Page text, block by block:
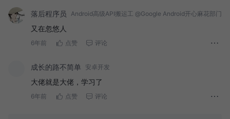
落后程序员 Android高级API搬运工 @Google Android开心麻花部门
又在忽悠人
6年前 点赞 评论
成长的路不简单 安卓开发
大佬就是大佬，学习了
6年前 点赞 评论